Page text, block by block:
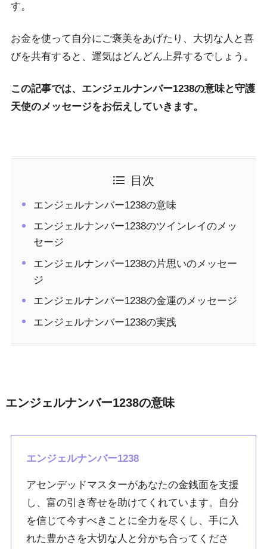
す。
お金を使って自分にご褒美をあげたり、大切な人と喜
びを共有すると、運気はどんどん上昇するでしょう。
この記事では、エンジェルナンバー1238の意味と守護
天使のメッセージをお伝えしていきます。
目次
エンジェルナンバー1238の意味
エンジェルナンバー1238のツインレイのメッ
セージ
エンジェルナンバー1238の片思いのメッセー
ジ
エンジェルナンバー1238の金運のメッセージ
エンジェルナンバー1238の実践
エンジェルナンバー1238の意味
エンジェルナンバー1238
アセンデッドマスターがあなたの金銭面を支援
し、富の引き寄せを助けてくれています。自分
を信じて今すべきことに全力を尽くし、手に入
れた豊かさを大切な人と分かち合ってくださ